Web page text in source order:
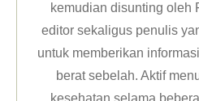
kemudian disunting oleh
editor sekaligus penulis
untuk memberikan
berat sebelah. Aktif
kesehatan selama